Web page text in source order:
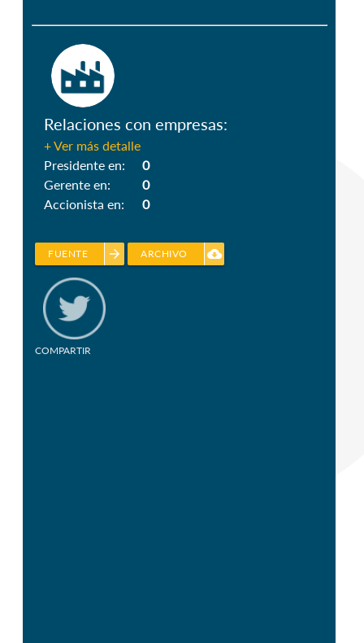
Relaciones con empresas:
+ Ver más detalle
Presidente en:
Gerente en:
Accionista en:
0
0
0
arrow_forward
FUENTE cloud_download
ARCHIVO
COMPARTIR